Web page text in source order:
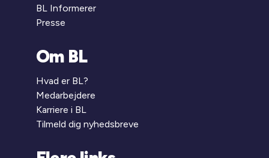
BL Informerer
Presse
Om BL
Hvad er BL?
Medarbejdere
Karriere i BL
Tilmeld dig nyhedsbreve